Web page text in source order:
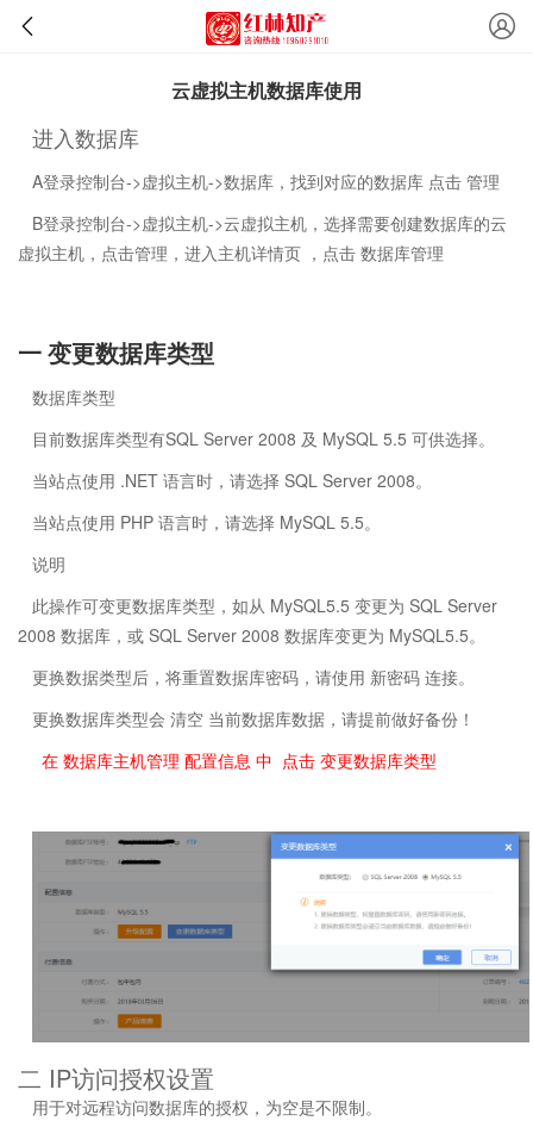
云虚拟主机数据库使用
进入数据库
A登录控制台->虚拟主机->数据库，找到对应的数据库 点击 管理
B登录控制台->虚拟主机->云虚拟主机，选择需要创建数据库的云
虚拟主机，点击管理，进入主机详情页 ，点击 数据库管理
一 变更数据库类型
数据库类型
目前数据库类型有SQL Server 2008 及 MySQL 5.5 可供选择。
当站点使用 .NET 语言时，请选择 SQL Server 2008。
当站点使用 PHP 语言时，请选择 MySQL 5.5。
说明
此操作可变更数据库类型，如从 MySQL5.5 变更为 SQL Server
2008 数据库，或 SQL Server 2008 数据库变更为 MySQL5.5。
更换数据类型后，将重置数据库密码，请使用 新密码 连接。
更换数据库类型会 清空 当前数据库数据，请提前做好备份！
在 数据库主机管理 配置信息 中 点击 变更数据库类型
二 IP访问授权设置
用于对远程访问数据库的授权，为空是不限制。